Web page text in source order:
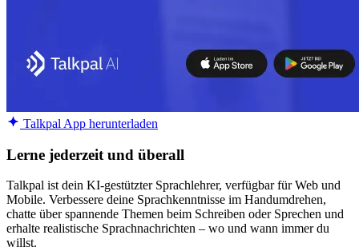
Talkpal App herunterladen
Lerne jederzeit und überall
Talkpal ist dein KI-gestützter Sprachlehrer, verfügbar für Web und
Mobile. Verbessere deine Sprachkenntnisse im Handumdrehen,
chatte über spannende Themen beim Schreiben oder Sprechen und
erhalte realistische Sprachnachrichten – wo und wann immer du
willst.